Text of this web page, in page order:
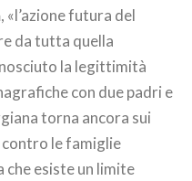
, «l’azione futura del
da tutta quella
la legittimità
con due padri e
torna ancora sui
contro le famiglie
che esiste un limite